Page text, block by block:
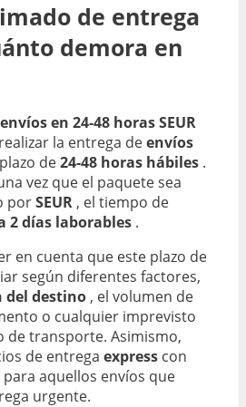
de entrega
demora en
en 24-48 horasSEUR
la entrega deenvíos
de24-48 horas hábiles .
vez que el paquete sea
porSEUR , el tiempo de
2 días laborables .
en cuenta que este plazo de
según diferentes factores,
del destino , el volumen de
o cualquier imprevisto
de transporte. Asimismo,
de entrega express con
aquellos envíos que
urgente.